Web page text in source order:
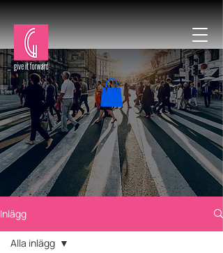
Inlägg
Alla inlägg